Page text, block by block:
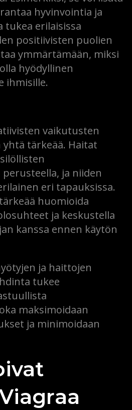
hyvinvointia ja
erilaisissa
positiivisten puolien
ymmärtämään, miksi
hyödyllinen
ihmisille.
vaikutusten
tärkeää. Haitat
ja niiden
eri tapauksissa.
huomioida
ja keskustella
kanssa ennen käytön
ja haittojen
tukee
maksimoidaan
ja minimoidaan